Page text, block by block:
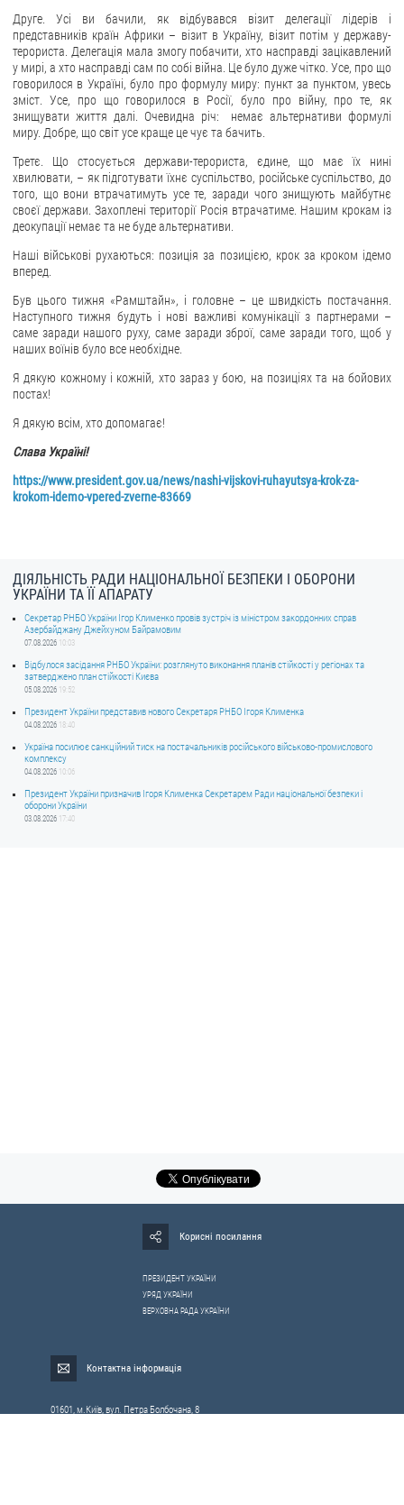
Друге. Усі ви бачили, як відбувався візит делегації лідерів і
представників країн Африки – візит в Україну, візит потім у державу-
терориста. Делегація мала змогу побачити, хто насправді зацікавлений
у мирі, а хто насправді сам по собі війна. Це було дуже чітко. Усе, про що
говорилося в Україні, було про формулу миру: пункт за пунктом, увесь
зміст. Усе, про що говорилося в Росії, було про війну, про те, як
знищувати життя далі. Очевидна річ: немає альтернативи формулі
миру. Добре, що світ усе краще це чує та бачить.
Третє. Що стосується держави-терориста, єдине, що має їх нині
хвилювати, – як підготувати їхнє суспільство, російське суспільство, до
того, що вони втрачатимуть усе те, заради чого знищують майбутнє
своєї держави. Захоплені території Росія втрачатиме. Нашим крокам із
деокупації немає та не буде альтернативи.
Наші військові рухаються: позиція за позицією, крок за кроком ідемо
вперед.
Був цього тижня «Рамштайн», і головне – це швидкість постачання.
Наступного тижня будуть і нові важливі комунікації з партнерами –
саме заради нашого руху, саме заради зброї, саме заради того, щоб у
наших воїнів було все необхідне.
Я дякую кожному і кожній, хто зараз у бою, на позиціях та на бойових
постах!
Я дякую всім, хто допомагає!
Слава Україні!
https://www.president.gov.ua/news/nashi-vijskovi-ruhayutsya-krok-za-
krokom-idemo-vpered-zverne-83669
ДІЯЛЬНІСТЬ РАДИ НАЦІОНАЛЬНОЇ БЕЗПЕКИ І ОБОРОНИ
УКРАЇНИ ТА ЇЇ АПАРАТУ
Секретар РНБО України Ігор Клименко провів зустріч із міністром закордонних справ
Азербайджану Джейхуном Байрамовим
07.08.2026 10:03
Відбулося засідання РНБО України: розглянуто виконання планів стійкості у регіонах та
затверджено план стійкості Києва
05.08.2026 19:52
Президент України представив нового Секретаря РНБО Ігоря Клименка
04.08.2026 18:40
Україна посилює санкційний тиск на постачальників російського військово-промислового
комплексу
04.08.2026 10:06
Президент України призначив Ігоря Клименка Секретарем Ради національної безпеки і
оборони України
03.08.2026 17:40
Корисні посилання
ПРЕЗИДЕНТ УКРАЇНИ
УРЯД УКРАЇНИ
ВЕРХОВНА РАДА УКРАЇНИ
Контактна інформація
01601, м.Київ, вул. Петра Болбочана, 8